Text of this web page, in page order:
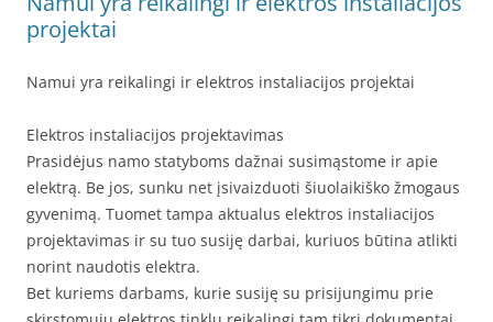
projektai
Namui yra reikalingi ir elektros instaliacijos projektai
Elektros instaliacijos projektavimas
Prasidėjus namo statyboms dažnai susimąstome ir apie
elektrą. Be jos, sunku net įsivaizduoti šiuolaikiško žmogaus
gyvenimą. Tuomet tampa aktualus elektros instaliacijos
projektavimas ir su tuo susiję darbai, kuriuos būtina atlikti
norint naudotis elektra.
Bet kuriems darbams, kurie susiję su prisijungimu prie